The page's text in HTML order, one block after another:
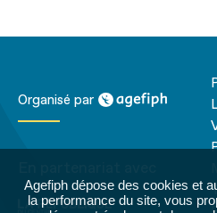
Agefiph dépose des cookies et
la performance du site, vous
Organisé par agefiph
La république du